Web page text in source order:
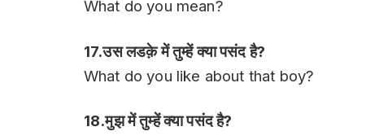
What do you mean?
17.उस लडक़े में तुम्हें क्या पसंद है?
What do you like about that boy?
18.मुझ में तुम्हें क्या पसंद है?